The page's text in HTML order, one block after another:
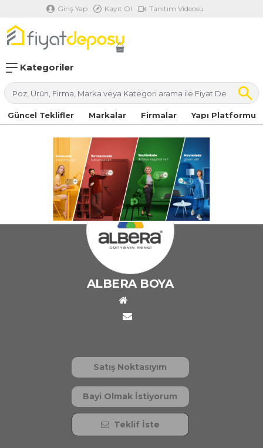
Giriş Yap Kayıt Ol Tanıtım Videosu
Kategoriler
Güncel Teklifler Markalar Firmalar Yapı Platformu
ALBERA BOYA
Satış Noktasıyım
Bayi Olmak İstiyorum
Teklif İste